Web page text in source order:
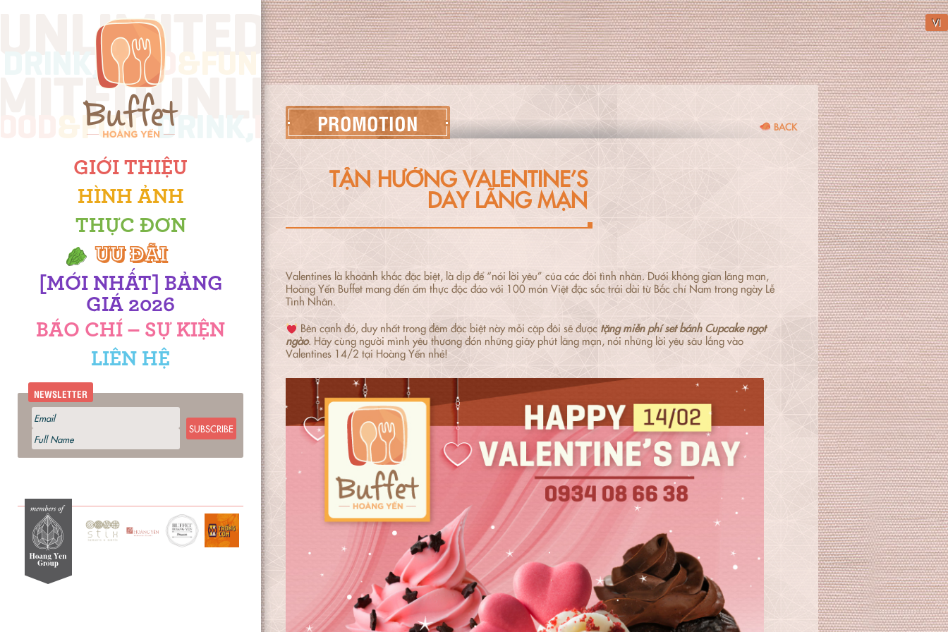
GIỚI THIỆU
HÌNH ẢNH
THỰC ĐƠN
ƯU ĐÃI
[MỚI NHẤT] BẢNG
GIÁ 2026
BÁO CHÍ – SỰ KIỆN
LIÊN HỆ
NEWSLETTER
SUBSCRIBE
VI
PROMOTION BACK
TẬN HƯỞNG VALENTINE’S
DAY LÃNG MẠN
Valentines là khoảnh khắc đặc biệt, là dịp để “nói lời yêu” của các đôi tình nhân. Dưới không gian lãng mạn,
Hoàng Yến Buffet mang đến ẩm thực độc đáo với 100 món Việt đặc sắc trải dài từ Bắc chí Nam trong ngày Lễ
Tình Nhân.
Bên cạnh đó, duy nhất trong đêm đặc biệt này mỗi cặp đôi sẽ được tặng miễn phí set bánh Cupcake ngọt
ngào. Hãy cùng người mình yêu thương đón những giây phút lãng mạn, nói những lời yêu sâu lắng vào
Valentines 14/2 tại Hoàng Yến nhé!